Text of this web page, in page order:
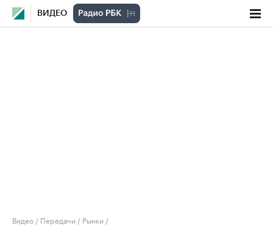
ВИДЕО
Видео / Передачи / Рынки /